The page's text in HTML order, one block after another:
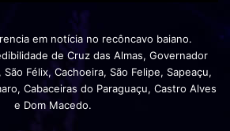
em notícia no recôncavo baiano.
de Cruz das Almas, Governador
Félix, Cachoeira, São Felipe, Sapeaçu,
Cabaceiras do Paraguaçu, Castro Alves
e Dom Macedo.